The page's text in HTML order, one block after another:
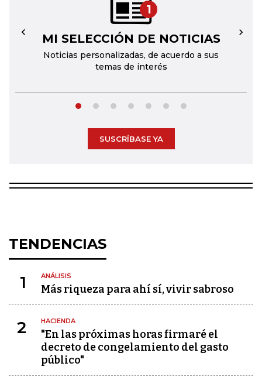
1
MI SELECCIÓN DE NOTICIAS
Noticias personalizadas, de acuerdo a sus
temas de interés
← →
SUSCRÍBASE YA
TENDENCIAS
1 ANÁLISIS
Más riqueza para ahí sí, vivir sabroso
2 HACIENDA
"En las próximas horas firmaré el
decreto de congelamiento del gasto
público"